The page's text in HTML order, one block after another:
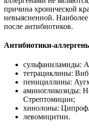
причина хронической
невыясненной. Наиболее
после антибиотиков.
Антибиотики-
сульфаниламиды:
тетрациклины:
пенициллины:
аминогликозиды:
Стрептомицин;
хинолоны:
левомицитин.